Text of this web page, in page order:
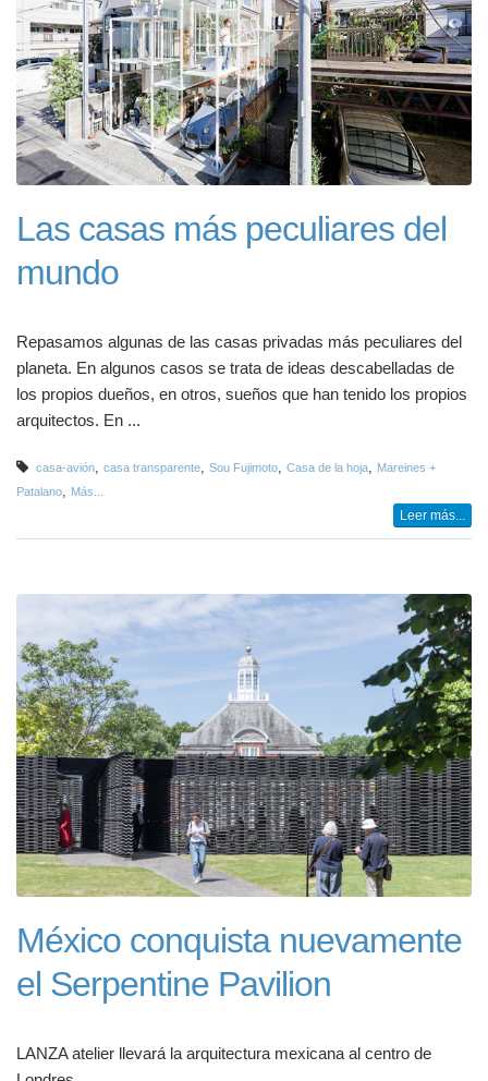
Las casas más peculiares del
mundo
Repasamos algunas de las casas privadas más peculiares del
planeta. En algunos casos se trata de ideas descabelladas de
los propios dueños, en otros, sueños que han tenido los propios
arquitectos. En ...
casa-avión casa transparente Sou Fujimoto Casa de la hoja
Mareines +
Patalano
Más...
Leer más...
México conquista nuevamente
el Serpentine Pavilion
LANZA atelier llevará la arquitectura mexicana al centro de